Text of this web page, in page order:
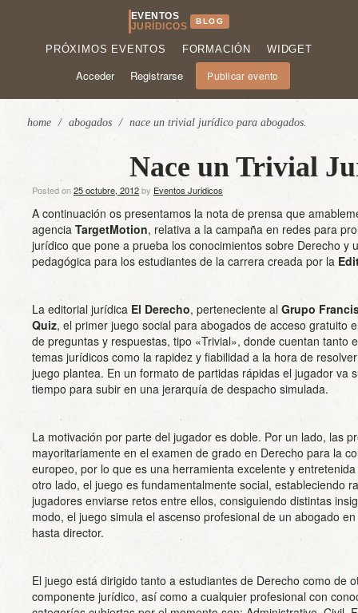
EVENTOS
JURÍDICOS
BLOG
PRÓXIMOS EVENTOS FORMACIÓN WIDGET
Acceder Registrarse Publicar evento
home / abogados / nace un trivial jurídico para abogados.
Nace un Trivial
Posted on25 octubre, 2012by Eventos Juridicos
A continuación os presentamos la nota de prensa que
agencia TargetMotion, relativa a la campaña en redes para
jurídico que pone a prueba los conocimientos sobre Derecho y
pedagógica para los estudiantes de la carrera creada por la
La editorial jurídica El Derecho, perteneciente al Grupo
Quiz, el primer juego social para abogados de acceso gratuito
de preguntas y respuestas, tipo «Trivial», donde cuentan tanto
temas jurídicos como la rapidez y fiabilidad a la hora de
juego plantea. En un formato de partidas rápidas el jugador va
tiempo para subir en una jerarquía de despacho simulada.
La motivación por parte del jugador es doble. Por un lado, las
mayoritariamente en el examen de grado en Derecho para la
europeo, por lo que es una herramienta excelente y
otro lado, el juego es fundamentalmente social, estableciendo
jugadores enviarse retos entre ellos, consiguiendo distintas
modo, el juego simula el ascenso profesional de un abogado
hasta director.
El juego está dirigido tanto a estudiantes de Derecho como de
componente jurídico, así como a cualquier profesional con